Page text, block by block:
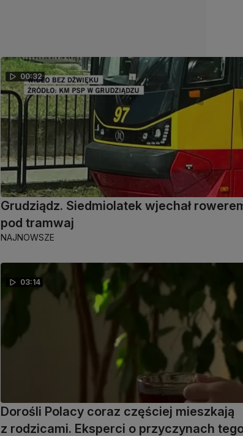
00:32
Grudziądz. Siedmiolatek wjechał
pod tramwaj
NAJNOWSZE
03:14
Dorośli Polacy coraz częściej mieszkają
z rodzicami. Eksperci o przyczynach